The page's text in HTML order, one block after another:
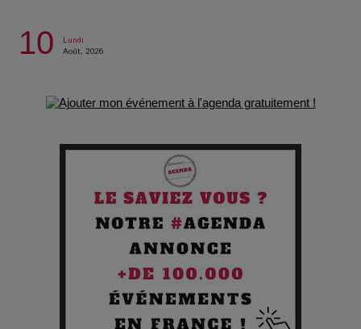
de survie
Pourquoi les Petites Entreprises Créatives Deviennent les
Cibles des Hackers
Les 3 meilleures destinations pour des vacances sportives
10
Lundi
Août, 2026